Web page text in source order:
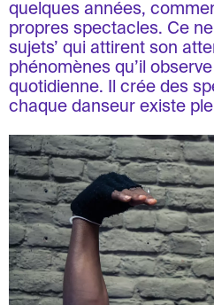
quelques années,
propres spectacles. Ce
sujets’ qui attirent son
phénomènes qu’il
quotidienne. Il crée des
chaque danseur existe